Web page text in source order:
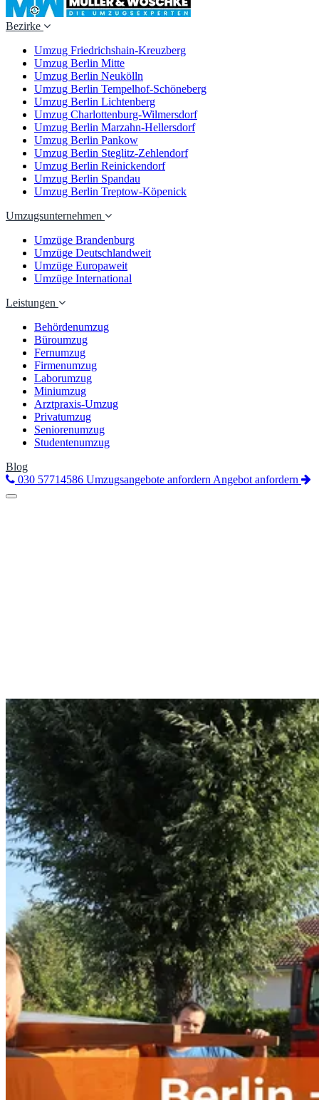
Bezirke
Umzug Friedrichshain-Kreuzberg
Umzug Berlin Mitte
Umzug Berlin Neukölln
Umzug Berlin Tempelhof-Schöneberg
Umzug Berlin Lichtenberg
Umzug Charlottenburg-Wilmersdorf
Umzug Berlin Marzahn-Hellersdorf
Umzug Berlin Pankow
Umzug Berlin Steglitz-Zehlendorf
Umzug Berlin Reinickendorf
Umzug Berlin Spandau
Umzug Berlin Treptow-Köpenick
Umzugsunternehmen
Umzüge Brandenburg
Umzüge Deutschlandweit
Umzüge Europaweit
Umzüge International
Leistungen
Behördenumzug
Büroumzug
Fernumzug
Firmenumzug
Laborumzug
Miniumzug
Arztpraxis-Umzug
Privatumzug
Seniorenumzug
Studentenumzug
Blog
030 57714586 Umzugsangebote anfordern Angebot anfordern